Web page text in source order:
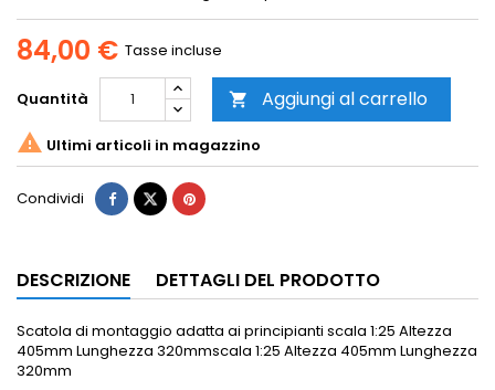
84,00 € Tasse incluse
Quantità  Aggiungi al carrello
 Ultimi articoli in magazzino
Condividi
DESCRIZIONE DETTAGLI DEL PRODOTTO
Scatola di montaggio adatta ai principianti scala 1:25 Altezza
405mm Lunghezza 320mmscala 1:25 Altezza 405mm Lunghezza
320mm